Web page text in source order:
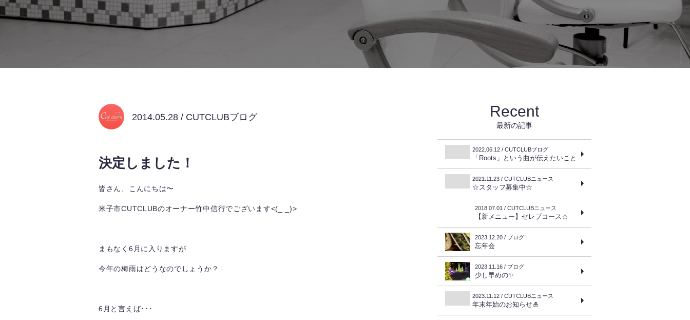
2014.05.28 / CUTCLUBブログ
決定しました！
皆さん、こんにちは〜
米子市CUTCLUBのオーナー竹中信行でございます<(_ _)>
まもなく6月に入りますが
今年の梅雨はどうなのでしょうか？
6月と言えば･･･
Recent
最新の記事
2022.06.12 / CUTCLUBブログ
「Roots」という曲が伝えたいこと
2021.11.23 / CUTCLUBニュース
☆スタッフ募集中☆
2018.07.01 / CUTCLUBニュース
【新メニュー】セレブコース☆
2023.12.20 / ブログ
忘年会
2023.11.16 / ブログ
少し早めの✨
2023.11.12 / CUTCLUBニュース
年末年始のお知らせ🎍